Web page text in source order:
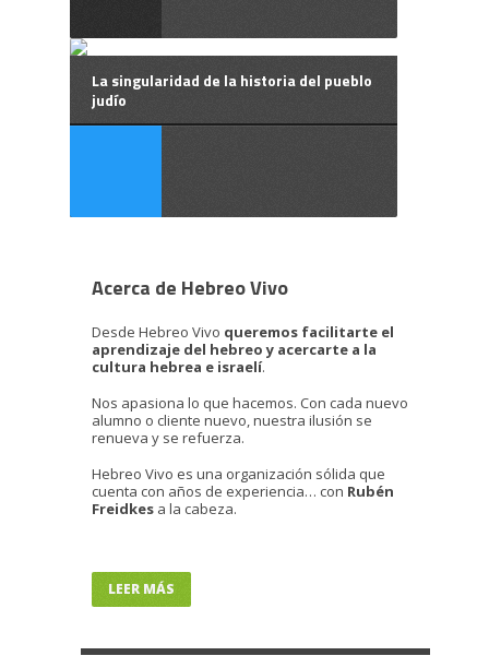
La singularidad de la historia del pueblo
judío
Acerca de Hebreo Vivo
Desde Hebreo Vivo queremos facilitarte el
aprendizaje del hebreo y acercarte a la
cultura hebrea e israelí.
Nos apasiona lo que hacemos. Con cada nuevo
alumno o cliente nuevo, nuestra ilusión se
renueva y se refuerza.
Hebreo Vivo es una organización sólida que
cuenta con años de experiencia… con Rubén
Freidkes a la cabeza.
LEER MÁS